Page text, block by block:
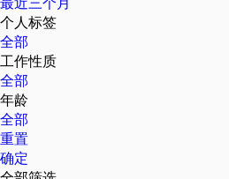
个人标签
全部
工作性质
全部
年龄
全部
重置
确定